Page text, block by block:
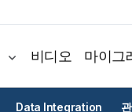
비디오 마이그
Data Integration